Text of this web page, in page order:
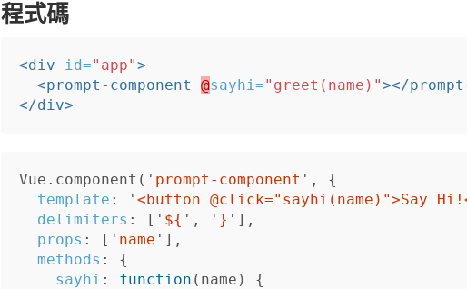
程式碼
<div id="app">
<prompt-component
@sayhi="greet(name)"></
</div>
Vue . component ( ' prompt-component ' ,
{
template : ' <button @click="sayhi(name)">Say
delimiters : [ ' ${ ' , ' } ' ],
props : [ ' name ' ],
methods :
{
sayhi : function ( name )
{